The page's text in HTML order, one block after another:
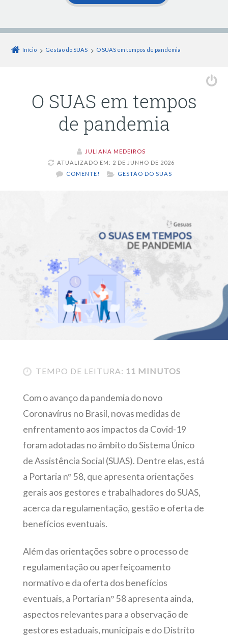
Início Gestão do SUAS O SUAS em tempos de pandemia
O SUAS em tempos
de pandemia
JULIANA MEDEIROS
ATUALIZADO EM: 2 DE JUNHO DE 2026
COMENTE!
GESTÃO DO SUAS
TEMPO DE LEITURA: 11 MINUTOS
Com o avanço da pandemia do novo
Coronavírus no Brasil, novas medidas de
enfrentamento aos impactos da Covid-19
foram adotadas no âmbito do Sistema Único
de Assistência Social (SUAS). Dentre elas, está
a Portaria n° 58, que apresenta orientações
gerais aos gestores e trabalhadores do SUAS,
acerca da regulamentação, gestão e oferta de
benefícios eventuais.
Além das orientações sobre o processo de
regulamentação ou aperfeiçoamento
normativo e da oferta dos benefícios
eventuais, a Portaria n° 58 apresenta ainda,
aspectos relevantes para a observação de
gestores estaduais, municipais e do Distrito